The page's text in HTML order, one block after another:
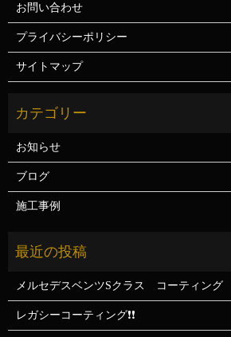
お問い合わせ
プライバシーポリシー
サイトマップ
お知らせ
ブログ
施工事例
メルセデスベンツSクラス コーティング
レガシーコーティング❗❗